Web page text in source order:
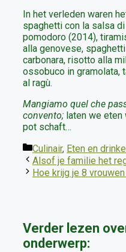
In het verleden waren
spaghetti con la salsa di
pomodoro (2014),
alla genovese, spaghetti
carbonara, risotto alla
ossobuco in gramolata,
al ragù.
Mangiamo quel che
convento; laten we eten
pot schaft…
Categorieën
Culinair, Eten en
Alsof je familie het
Hoe krijg je 8
Verder lezen
onderwerp: